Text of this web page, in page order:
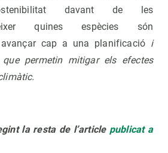
davant de les
quines espècies són
cap a una planificació i
permetin mitigar els efectes
la resta de l’article publicat a